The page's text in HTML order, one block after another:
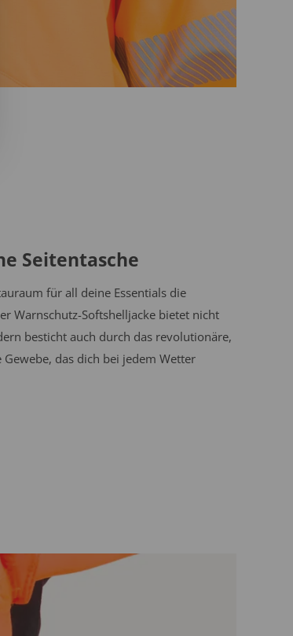
Seitentasche
für all deine Essentials die
Warnschutz-Softshelljacke bietet nicht
besticht auch durch das revolutionäre,
das dich bei jedem Wetter